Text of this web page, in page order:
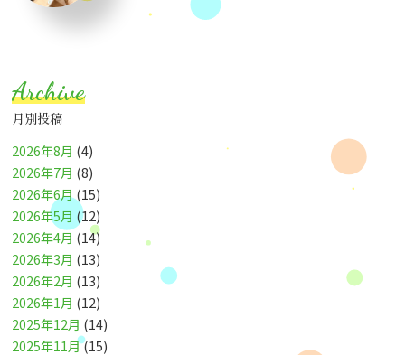
Archive
月別投稿
2026年8月 (4)
2026年7月 (8)
2026年6月(15)
2026年5月 (12)
2026年4月 (14)
2026年3月 (13)
2026年2月 (13)
2026年1月 (12)
2025年12月 (14)
2025年11月(15)